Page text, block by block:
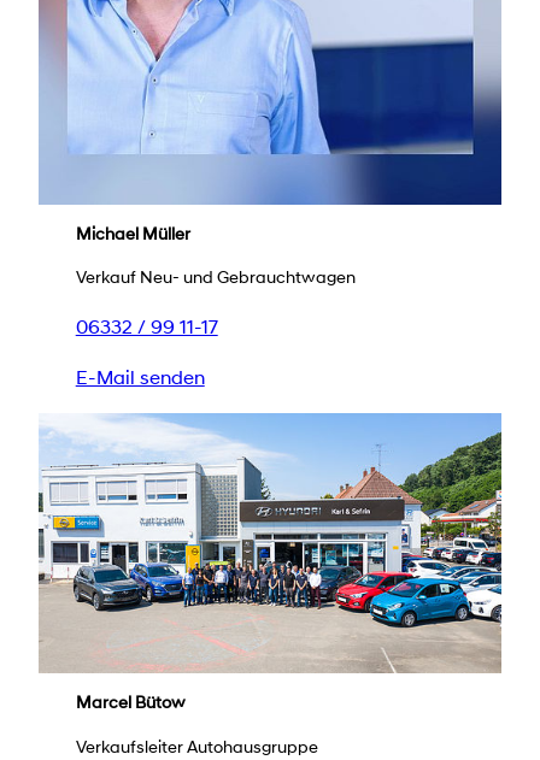
Michael Müller
Verkauf Neu- und Gebrauchtwagen
06332 / 99 11-17
E-Mail senden
Marcel Bütow
Verkaufsleiter Autohausgruppe